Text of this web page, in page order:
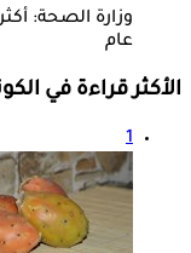
عام
الأكثر قراءة في
1